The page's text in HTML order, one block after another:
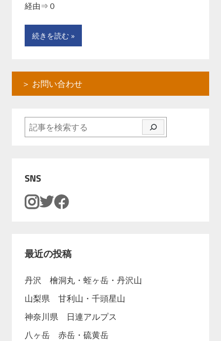
経由⇒０
続きを読む
＞ お問い合わせ
検索
SNS
最近の投稿
丹沢 檜洞丸・蛭ヶ岳・丹沢山
山梨県 甘利山・千頭星山
神奈川県 日連アルプス
八ヶ岳 赤岳・硫黄岳